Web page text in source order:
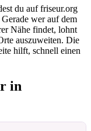
du auf friseur.org
wer auf dem
Nähe findet, lohnt
auszuweiten. Die
hilft, schnell einen
in